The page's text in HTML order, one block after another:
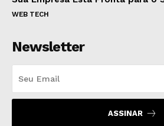
WEB TECH
Newsletter
ASSINAR